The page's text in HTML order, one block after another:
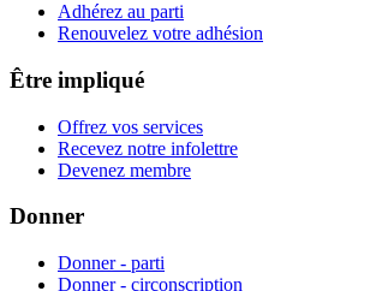
Adhérez au parti
Renouvelez votre adhésion
Être impliqué
Offrez vos services
Recevez notre infolettre
Devenez membre
Donner
Donner - parti
Donner - circonscription